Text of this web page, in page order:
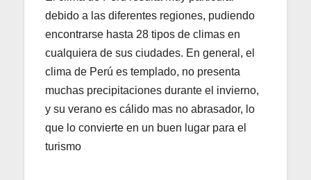
debido a las diferentes regiones, pudiendo
encontrarse hasta 28 tipos de climas en
cualquiera de sus ciudades. En general, el
clima de Perú es templado, no presenta
muchas precipitaciones durante el invierno,
y su verano es cálido mas no abrasador, lo
que lo convierte en un buen lugar para el
turismo